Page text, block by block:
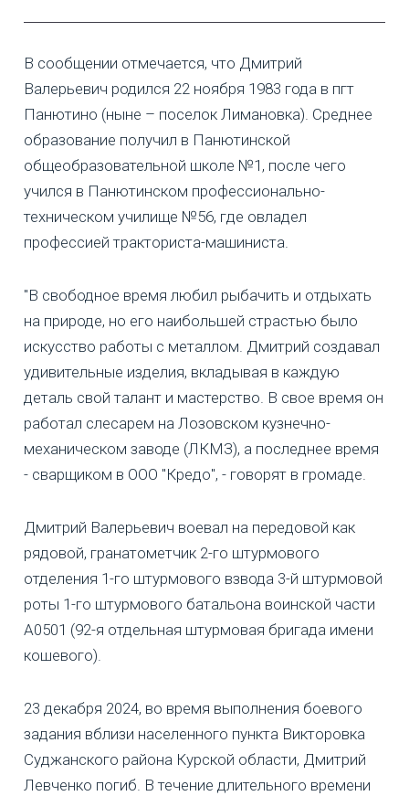
В сообщении отмечается, что Дмитрий
Валерьевич родился 22 ноября 1983 года в пгт
Панютино (ныне – поселок Лимановка). Среднее
образование получил в Панютинской
общеобразовательной школе №1, после чего
учился в Панютинском профессионально-
техническом училище №56, где овладел
профессией тракториста-машиниста.
"В свободное время любил рыбачить и отдыхать
на природе, но его наибольшей страстью было
искусство работы с металлом. Дмитрий создавал
удивительные изделия, вкладывая в каждую
деталь свой талант и мастерство. В свое время он
работал слесарем на Лозовском кузнечно-
механическом заводе (ЛКМЗ), а последнее время
- сварщиком в ООО "Кредо", - говорят в громаде.
Дмитрий Валерьевич воевал на передовой как
рядовой, гранатометчик 2-го штурмового
отделения 1-го штурмового взвода 3-й штурмовой
роты 1-го штурмового батальона воинской части
А0501 (92-я отдельная штурмовая бригада имени
кошевого).
23 декабря 2024, во время выполнения боевого
задания вблизи населенного пункта Викторовка
Суджанского района Курской области, Дмитрий
Левченко погиб. В течение длительного времени